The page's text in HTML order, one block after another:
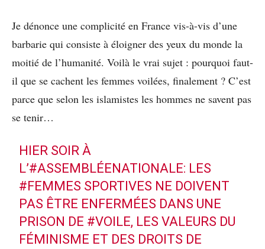
Je dénonce une complicité en France vis-à-vis d’une
barbarie qui consiste à éloigner des yeux du monde la
moitié de l’humanité. Voilà le vrai sujet : pourquoi faut-
il que se cachent les femmes voilées, finalement ? C’est
parce que selon les islamistes les hommes ne savent pas
se tenir…
HIER SOIR À
L’#ASSEMBLÉENATIONALE: LES
#FEMMES SPORTIVES NE DOIVENT
PAS ÊTRE ENFERMÉES DANS UNE
PRISON DE #VOILE, LES VALEURS DU
FÉMINISME ET DES DROITS DE